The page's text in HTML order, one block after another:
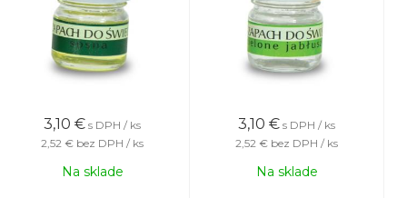
3,10 € s DPH / ks
2,52 € bez DPH / ks
Na sklade
3,10 € s DPH / ks
2,52 € bez DPH / ks
Na sklade